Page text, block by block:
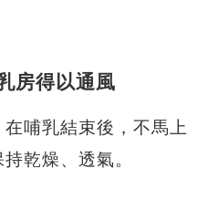
房得以通風
哺乳結束後，不馬上
乾燥、透氣。